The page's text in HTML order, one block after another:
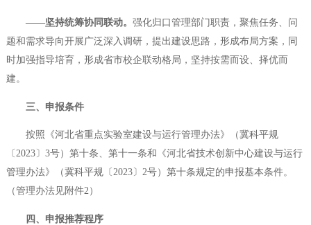
——坚持统筹协同联动。 强化归口管理部门职责，聚焦任务、问
题和需求导向开展广泛深入调研，提出建设思路，形成布局方案，同
时加强指导培育，形成省市校企联动格局，坚持按需而设、择优而
建。
三、申报条件
按照《河北省重点实验室建设与运行管理办法》（冀科平规
〔2023〕3号）第十条、第十一条和《河北省技术创新中心建设与运行
管理办法》（冀科平规〔2023〕2号）第十条规定的申报基本条件。
（管理办法见附件2）
四、申报推荐程序